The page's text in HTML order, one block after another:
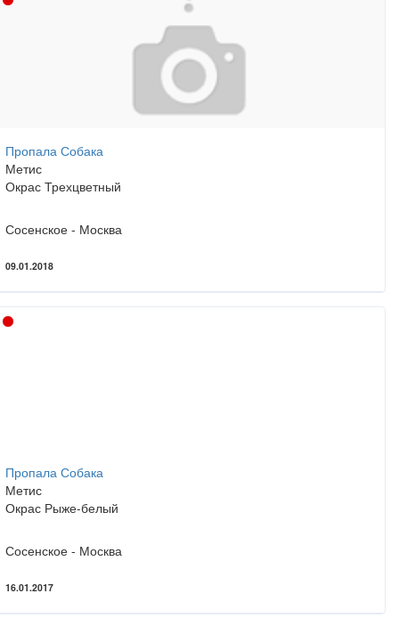
Пропала Собака
Метис
Окрас Трехцветный
Сосенское - Москва
09.01.2018
Пропала Собака
Метис
Окрас Рыже-белый
Сосенское - Москва
16.01.2017